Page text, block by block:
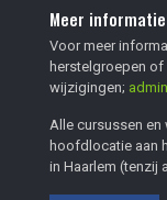
Meer
Voor meer
herstelgroepen of
wijzigingen;
Alle cursussen
hoofdlocatie aan
in Haarlem (tenzij